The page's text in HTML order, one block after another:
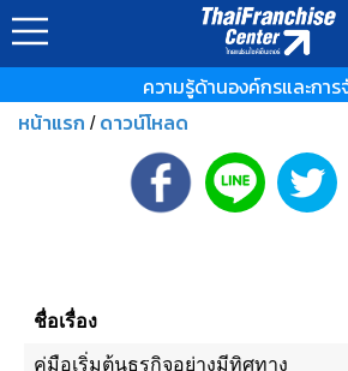
ความรู้ด้านองค์กรและกา
หน้าแรก / ดาวน์โหลด
ชื่อเรื่อง
คู่มือเริ่มต้นธุรกิจอย่างมีทิศทาง